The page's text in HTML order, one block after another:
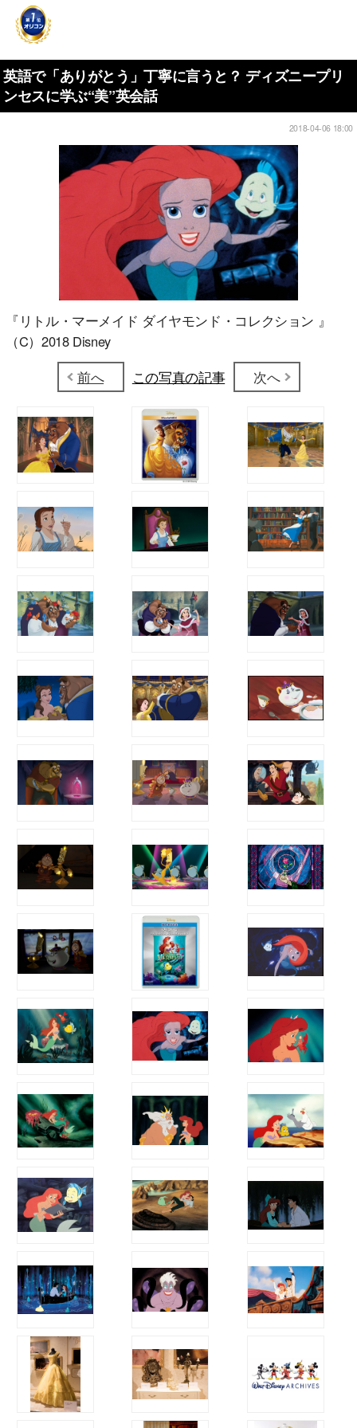
英語で「ありがとう」丁寧に言うと？ ディズニープリ
ンセスに学ぶ“美”英会話
2018-04-06 18:00
『リトル・マーメイド ダイヤモンド・コレクション 』
（C）2018 Disney
前へ
この写真の記事 次へ